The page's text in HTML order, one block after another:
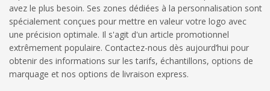
avez le plus besoin. Ses zones dédiées à la personnalisation sont
spécialement conçues pour mettre en valeur votre logo avec
une précision optimale. Il s'agit d'un article promotionnel
extrêmement populaire. Contactez-nous dès aujourd’hui pour
obtenir des informations sur les tarifs, échantillons, options de
marquage et nos options de livraison express.